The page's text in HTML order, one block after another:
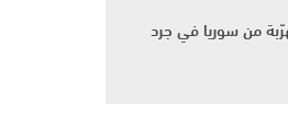
من سوريا في جرد
من فرض عقوبات